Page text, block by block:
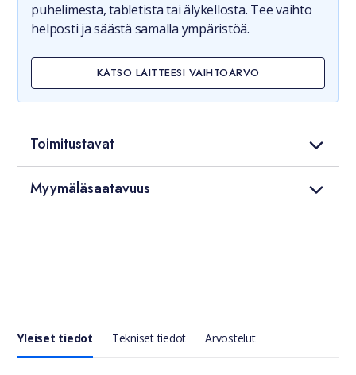
puhelimesta, tabletista tai älykellosta. Tee vaihto
helposti ja säästä samalla ympäristöä.
KATSO LAITTEESI VAIHTOARVO
Toimitustavat
Myymäläsaatavuus
Yleiset tiedot Tekniset tiedot Arvostelut